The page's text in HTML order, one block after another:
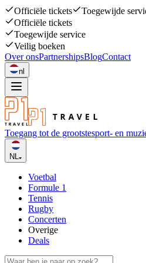
Officiële tickets Toegewijde
Officiële tickets
Toegewijde service
Veilig boeken
Over onsPartnershipsBlogContact
nl
Toegang tot de grootstesport- en
NL
Voetbal
Formule 1
Tennis
Rugby
Concerten
Overige
Deals